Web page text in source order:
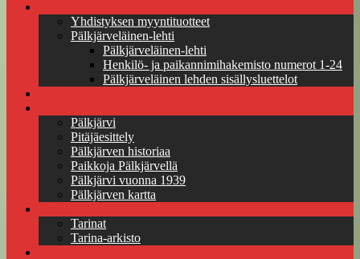
Yhdistyksen myyntituotteet
Pälkjärveläinen-lehti
Pälkjärveläinen-lehti
Henkilö- ja paikannimihakemisto numerot 1-24
Pälkjärveläinen lehden sisällysluettelot
Pälkjärvi
Pitäjäesittely
Pälkjärven historiaa
Paikkoja Pälkjärvellä
Pälkjärvi vuonna 1939
Pälkjärven kartta
Tarinat
Tarina-arkisto